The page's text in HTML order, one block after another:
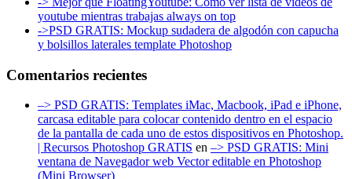
youtube mientras trabajas always on top
->PSD GRATIS: Mockup sudadera de algodón con capucha
y bolsillos laterales template Photoshop
Comentarios recientes
–> PSD GRATIS: Templates iMac, Macbook, iPad e iPhone,
carcasa editable para colocar contenido dentro en el espacio
de la pantalla de cada uno de estos dispositivos en Photoshop.
| Recursos Photoshop GRATIS en –> PSD GRATIS: Mini
ventana de Navegador web Vector editable en Photoshop
(Mini Browser)